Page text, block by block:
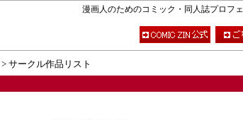
漫画人のためのコミック・同人誌プロフ
> サークル作品リスト